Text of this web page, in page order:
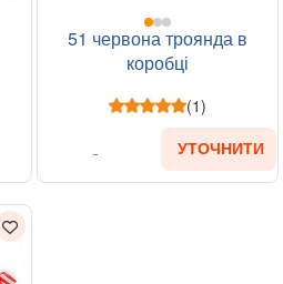
51 червона троянда в
коробці
(1)
УТОЧНИТИ